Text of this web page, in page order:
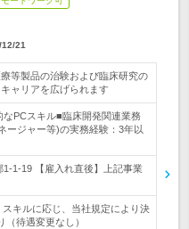
21
等製品の治験および臨床研究の
ャリアを広げられます
なPCスキル■臨床開発関連業務
ージャー等)の実務経験：3年以
1-19 【雇入れ直後】上記事業
キルに応じ、当社規定により決
待遇変更なし）